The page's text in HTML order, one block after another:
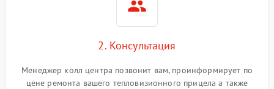
2. Консультация
Менеджер колл центра позвонит вам, проинформирует по
цене ремонта вашего тепловизионного прицела а также